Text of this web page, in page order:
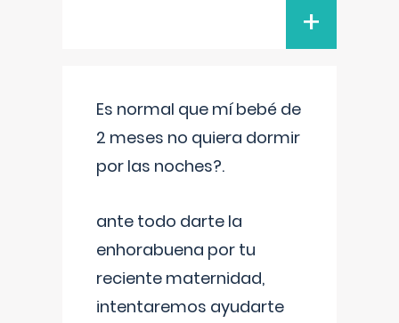
+
Es normal que mí bebé de
2 meses no quiera dormir
por las noches?.
ante todo darte la
enhorabuena por tu
reciente maternidad,
intentaremos ayudarte